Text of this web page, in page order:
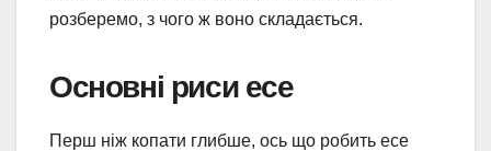
розберемо, з чого ж воно складається.
Основні риси есе
Перш ніж копати глибше, ось що робить есе